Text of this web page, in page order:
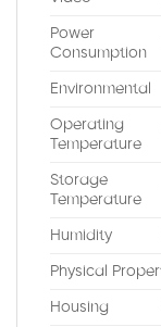
Power
Consumption
Environmental
Operating
Temperature
Storage
Temperature
Humidity
Physical
Housing